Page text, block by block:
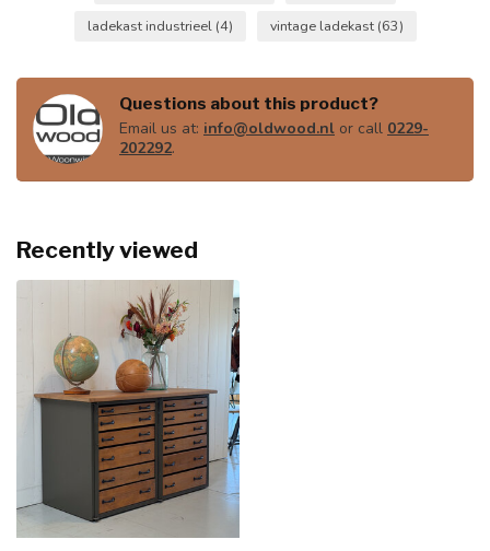
ladekast industrieel (4) vintage ladekast (63)
Questions about this product?
Email us at: info@oldwood.nl or call 0229-
202292.
Recently viewed